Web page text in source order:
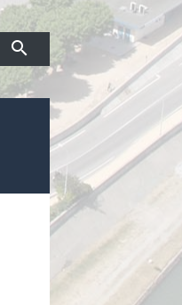
search